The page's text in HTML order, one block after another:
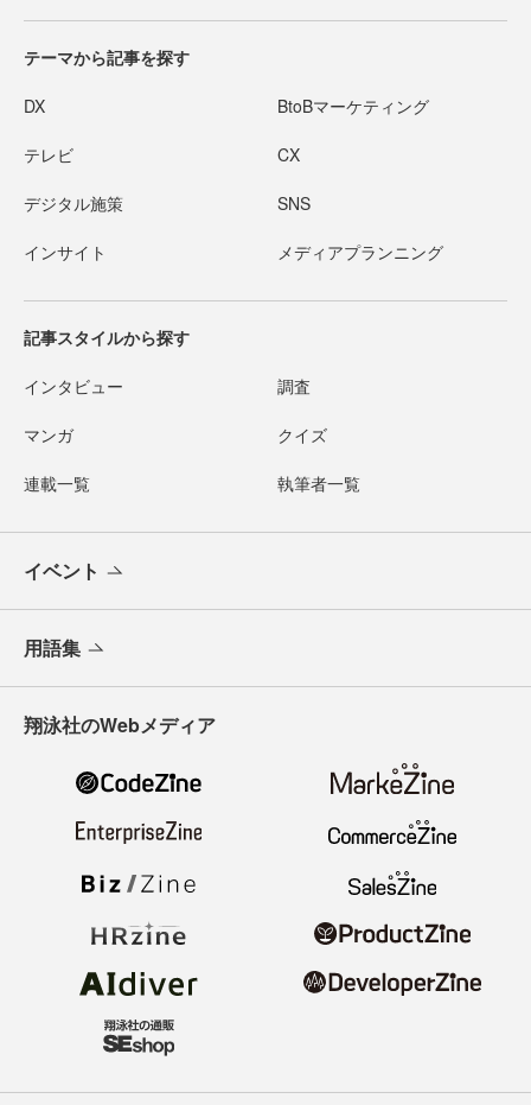
テーマから記事を探す
DX BtoBマーケティング
テレビ CX
デジタル施策 SNS
インサイト メディアプランニング
記事スタイルから探す
インタビュー 調査
マンガ クイズ
連載一覧 執筆者一覧
イベント
用語集
翔泳社のWebメディア